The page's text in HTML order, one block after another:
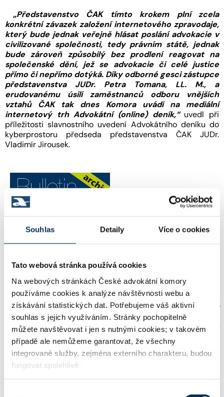
Souhlas Detaily Více o cookies
Tato webová stránka používá cookies
Na webových stránkách České advokátní komory
používáme cookies k analýze návštěvnosti webu a
získávání statistických dat. Potřebujeme váš aktivní
souhlas s jejich využíváním. Stránky pochopitelně
můžete navštěvovat i jen s nutnými cookies; v takovém
případě ale nemůžeme garantovat, že všechny
integrované služby, zejména externího charakteru, budou
fungovat spolehlivě.
„Představenstvo ČAK tímto krokem plní zcela
konkrétní závazek založení internetového zpravodaje,
který bude jednak veřejně hlásat poslání advokacie v
civilizované společnosti, tedy právním státě, jednak
bude zároveň způsobilý bez prodlení reagovat na
společenské dění, jež se advokacie či celé justice
přímo či nepřímo dotýká. Díky odborné gesci zástupce
představenstva JUDr. Petra Tomana, LL. M., a
erudovanému úsilí zaměstnanců odboru vnějších
vztahů ČAK tak dnes Komora uvádí na mediální
internetový trh Advokátní (online) deník,“uvedl při
příležitosti slavnostního uvedení Advokátního deníku do
kyberprostoru předseda představenstva ČAK JUDr.
Vladimír Jirousek.
https://advokatnidenik.cz/archiv-ba/
advokacie online, včetně archivních čísel.
„Pevně věříme, že náš moderní veřejný komunikační
kanál, si rychle najde nejen nové pravidelné čtenáře,
ale i odborné autory a další fundované přispěvatele,“
doplnil předseda Výboru pro vnější vztahy ČAK JUDr. Petr
Toman, LL.M., při startu Advokátního deníku.